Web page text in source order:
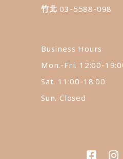
竹北03-5588-098
Business Hours
Mon.-Fri. 12:00-
Sat. 11:00-18:00
Sun. Closed